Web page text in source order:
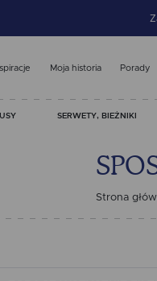
Moja historia Porady
SERWETY, BIEŻNIKI
Strona